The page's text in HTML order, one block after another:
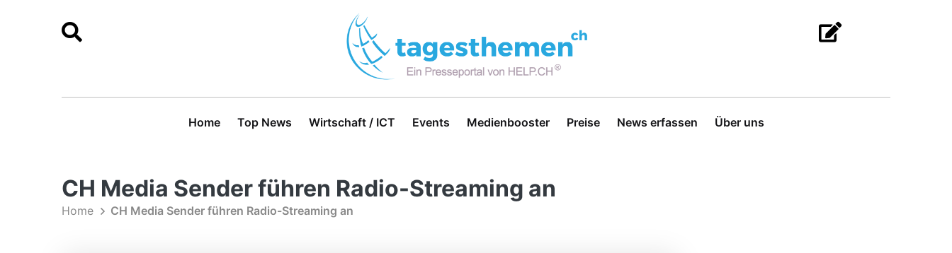
Home Top News Wirtschaft / ICT Events Medienbooster Preise News erfassen Über uns
CH Media Sender führen Radio-Streaming an
Home CH Media Sender führen Radio-Streaming an